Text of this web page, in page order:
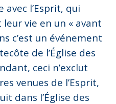
l’Esprit, qui
vie en un « avant
c’est un événement
de l’Église des
ceci n’exclut
venues de l’Esprit,
dans l’Église des